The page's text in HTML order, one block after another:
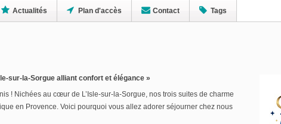
Actualités Plan d'accès Contact Tags
sur-la-Sorgue alliant confort et élégance »
! Nichées au cœur de L’Isle-sur-la-Sorgue, nos trois suites de charme
en Provence. Voici pourquoi vous allez adorer séjourner chez nous